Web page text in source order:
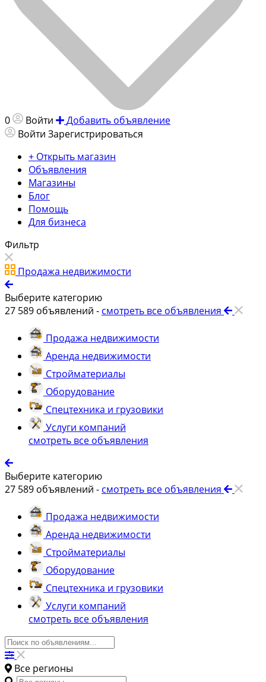
0 Войти
Добавить объявление
Войти Зарегистрироваться
+ Открыть магазин
Объявления
Магазины
Блог
Помощь
Для бизнеса
Фильтр
Продажа недвижимости
Выберите категорию
27 589 объявлений - смотреть все объявления
Продажа недвижимости
Аренда недвижимости
Стройматериалы
Оборудование
Спецтехника и грузовики
Услуги компаний
смотреть все объявления
Выберите категорию
27 589 объявлений - смотреть все объявления
Продажа недвижимости
Аренда недвижимости
Стройматериалы
Оборудование
Спецтехника и грузовики
Услуги компаний
смотреть все объявления
Все регионы